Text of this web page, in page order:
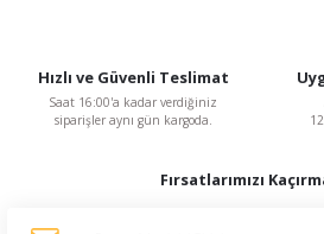
Hızlı ve Güvenli Teslimat
Saat 16:00'a kadar verdiğiniz
siparişler aynı gün kargoda.
Fırsatlarımızı